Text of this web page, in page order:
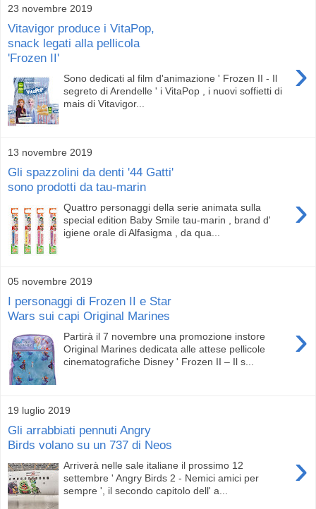
23 novembre 2019
Vitavigor produce i VitaPop,
snack legati alla pellicola
'Frozen II'
›
Sono dedicati al film d'animazione ' Frozen II - Il
segreto di Arendelle ' i VitaPop , i nuovi soffietti di
mais di Vitavigor...
13 novembre 2019
Gli spazzolini da denti '44 Gatti'
sono prodotti da tau-marin
›
Quattro personaggi della serie animata sulla
special edition Baby Smile tau-marin , brand d'
igiene orale di Alfasigma , da qua...
05 novembre 2019
I personaggi di Frozen II e Star
Wars sui capi Original Marines
›
Partirà il 7 novembre una promozione instore
Original Marines dedicata alle attese pellicole
cinematografiche Disney ' Frozen II – Il s...
19 luglio 2019
Gli arrabbiati pennuti Angry
Birds volano su un 737 di Neos
›
Arriverà nelle sale italiane il prossimo 12
settembre ' Angry Birds 2 - Nemici amici per
sempre ', il secondo capitolo dell' a...